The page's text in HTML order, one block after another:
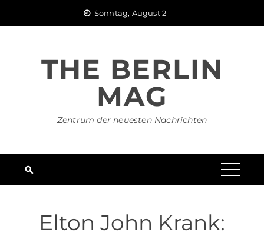
Sonntag, August 2
THE BERLIN
MAG
Zentrum der neuesten Nachrichten
Elton John Krank: